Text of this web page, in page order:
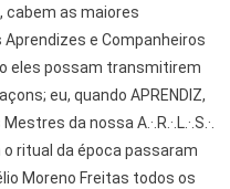
cabem as maiores
e Companheiros
eles possam transmitirem
eu, quando APRENDIZ,
da nossa A.·.R.·.L.·.S.·.
ritual da época passaram
Moreno Freitas todos os